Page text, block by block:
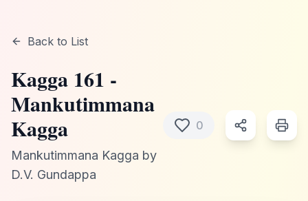
Back to List
Kagga 161 -
Mankutimmana
Kagga
Mankutimmana Kagga by
D.V. Gundappa
0